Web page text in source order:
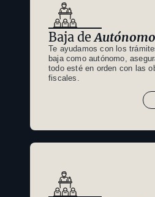
Baja de
Te ayudamos con los
baja como autónomo,
todo esté en orden con las
fiscales.